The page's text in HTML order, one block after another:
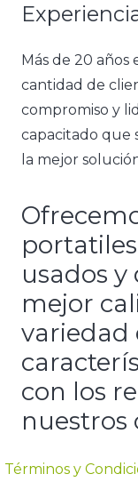
Más de 20
cantidad de
compromiso y
capacitado que
la mejor
usados
mejor
variedad
con los
nuestros
Términos y